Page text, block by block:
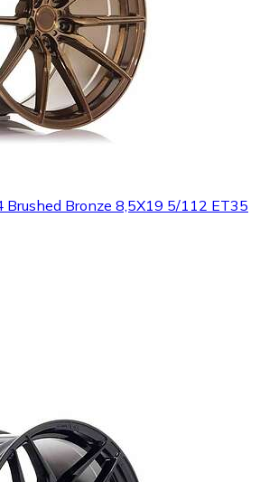
Brushed Bronze 8,5X19 5/112 ET35